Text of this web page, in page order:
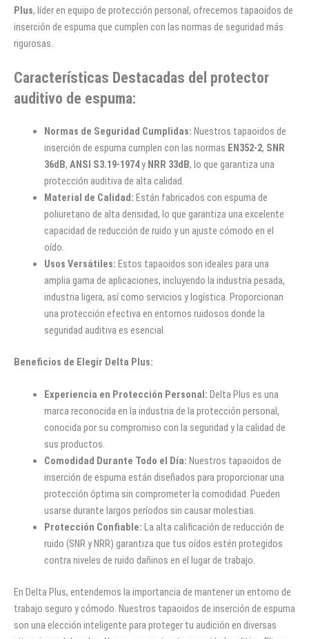
Plus, líder en equipo de protección personal, ofrecemos tapaoidos de
inserción de espuma que cumplen con las normas de seguridad más
rigurosas.
Características Destacadas del protector
auditivo de espuma:
Normas de Seguridad Cumplidas: Nuestros tapaoidos de
inserción de espuma cumplen con las normas EN352-2, SNR
36dB, ANSI S3.19-1974y NRR 33dB, lo que garantiza una
protección auditiva de alta calidad.
Material de Calidad: Están fabricados con espuma de
poliuretano de alta densidad, lo que garantiza una excelente
capacidad de reducción de ruido y un ajuste cómodo en el
oído.
Usos Versátiles: Estos tapaoidos son ideales para una
amplia gama de aplicaciones, incluyendo la industria pesada,
industria ligera, así como servicios y logística. Proporcionan
una protección efectiva en entornos ruidosos donde la
seguridad auditiva es esencial.
Beneficios de Elegir Delta Plus:
Experiencia en Protección Personal: Delta Plus es una
marca reconocida en la industria de la protección personal,
conocida por su compromiso con la seguridad y la calidad de
sus productos.
Comodidad Durante Todo el Día: Nuestros tapaoidos de
inserción de espuma están diseñados para proporcionar una
protección óptima sin comprometer la comodidad. Pueden
usarse durante largos períodos sin causar molestias.
Protección Confiable: La alta calificación de reducción de
ruido (SNR y NRR) garantiza que tus oídos estén protegidos
contra niveles de ruido dañinos en el lugar de trabajo.
En Delta Plus, entendemos la importancia de mantener un entorno de
trabajo seguro y cómodo. Nuestros tapaoidos de inserción de espuma
son una elección inteligente para proteger tu audición en diversas